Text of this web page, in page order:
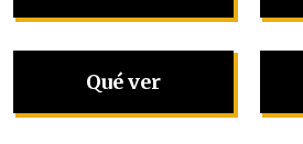
Qué ver